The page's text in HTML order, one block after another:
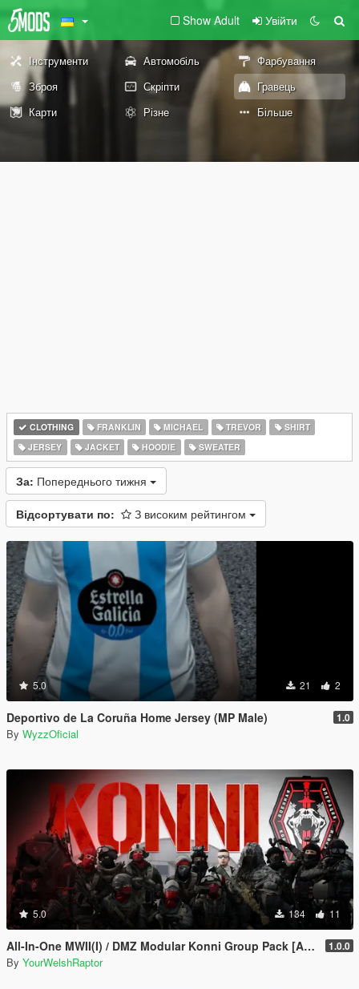
Show Adult Увійти
Інструменти Автомобіль
Фарбування
Зброя
Скріпти
Гравець
Карти
Різне Більше
CLOTHING FRANKLIN MICHAEL TREVOR
SHIRT
JERSEY
JACKET HOODIE SWEATER
За: Попереднього тижня
Відсортувати по: З високим рейтингом
5.0 21 2
Deportivo de La Coruña Home Jersey (MP Male) 1.0
By WyzzOficial
5.0 134 11
All-In-One MWII(I) / DMZ Modular Konni Group Pack [Add-On Ped & MP Male] 1.0.0
By YourWelshRaptor